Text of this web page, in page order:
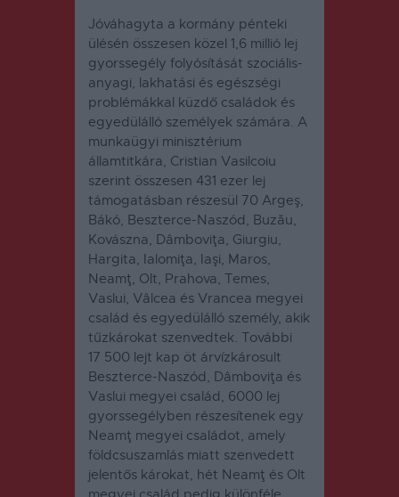
Jóváhagyta a kormány pénteki
ülésén összesen közel 1,6 millió lej
gyorssegély folyósítását szociális-
anyagi, lakhatási és egészségi
problémákkal küzdő családok és
egyedülálló személyek számára. A
munkaügyi minisztérium
államtitkára, Cristian Vasilcoiu
szerint összesen 431 ezer lej
támogatásban részesül 70 Argeş,
Bákó, Beszterce-Naszód, Buzău,
Kovászna, Dâmboviţa, Giurgiu,
Hargita, Ialomiţa, Iaşi, Maros,
Neamţ, Olt, Prahova, Temes,
Vaslui, Vâlcea és Vrancea megyei
család és egyedülálló személy, akik
tűzkárokat szenvedtek. További
17 500 lejt kap öt árvízkárosult
Beszterce-Naszód, Dâmboviţa és
Vaslui megyei család, 6000 lej
gyorssegélyben részesítenek egy
Neamţ megyei családot, amely
földcsuszamlás miatt szenvedett
jelentős károkat, hét Neamţ és Olt